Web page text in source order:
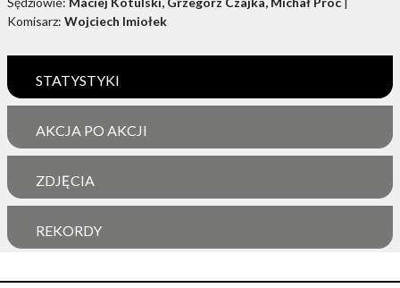
Komisarz: Wojciech Imiołek
STATYSTYKI
AKCJA PO AKCJI
ZDJĘCIA
REKORDY